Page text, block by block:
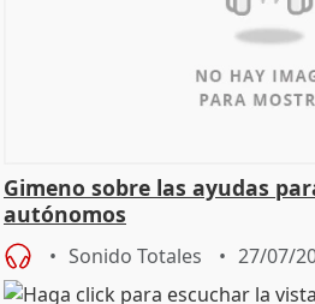
Gimeno sobre las ayudas
autónomos
Sonido Totales 27/07/